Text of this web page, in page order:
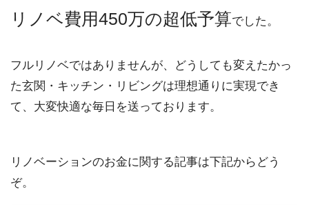
リノベ費用450万の超低予算でした。
フルリノベではありませんが、どうしても変えたかっ
た玄関・キッチン・リビングは理想通りに実現でき
て、大変快適な毎日を送っております。
リノベーションのお金に関する記事は下記からどう
ぞ。